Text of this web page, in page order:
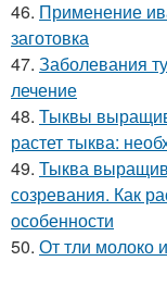
46. Применение
заготовка
47. Заболевания
лечение
48. Тыквы
растет тыква:
49. Тыква
созревания. Как
особенности
50. От тли молоко